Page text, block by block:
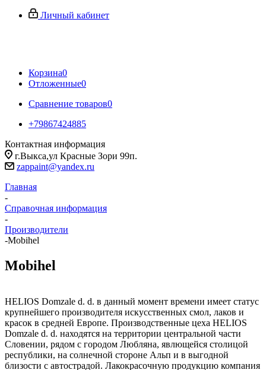
Личный кабинет
Корзина0
Отложенные0
Сравнение товаров0
+79867424885
Контактная информация
г.Выкса,ул Красные Зори 99п.
zappaint@yandex.ru
Главная
-
Справочная информация
-
Производители
-Mobihel
Mobihel
HELIOS Domzale d. d. в данный момент времени имеет статус
крупнейшего производителя искусственных смол, лаков и
красок в средней Европе. Производственные цеха HELIOS
Domzale d. d. находятся на территории центральной части
Словении, рядом с городом Любляна, явлющейся столицой
республики, на солнечной стороне Альп и в выгодной
близости с автострадой. Лакокрасочную продукцию компания